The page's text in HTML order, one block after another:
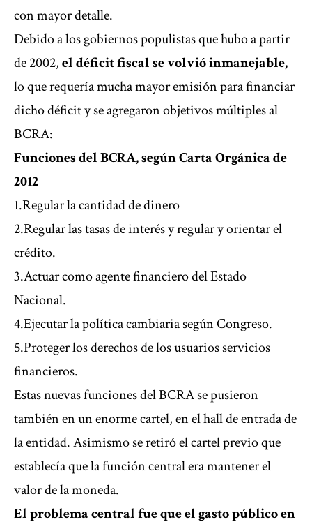
con mayor detalle.
Debido a los gobiernos populistas que hubo a partir
de 2002,el déficit fiscal se volvió inmanejable,
lo que requería mucha mayor emisión para financiar
dicho déficit y se agregaron objetivos múltiples al
BCRA:
Funciones del BCRA, según Carta Orgánica de
2012
1.Regular la cantidad de dinero
2.Regular las tasas de interés y regular y orientar el
crédito.
3.Actuar como agente financiero del Estado
Nacional.
4.Ejecutar la política cambiaria según Congreso.
5.Proteger los derechos de los usuarios servicios
financieros.
Estas nuevas funciones del BCRA se pusieron
también en un enorme cartel, en el hall de entrada de
la entidad. Asimismo se retiró el cartel previo que
establecía que la función central era mantener el
valor de la moneda.
El problema central fue que el gasto público en